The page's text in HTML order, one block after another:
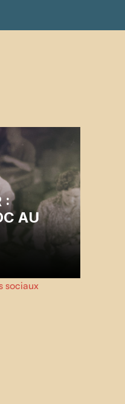
:
AU
Ouvrière
les quartiers
sociaux